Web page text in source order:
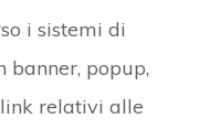
i sistemi di
banner, popup,
relativi alle